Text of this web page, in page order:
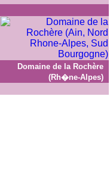
Domaine de la Rochère
(Rh�ne-Alpes)